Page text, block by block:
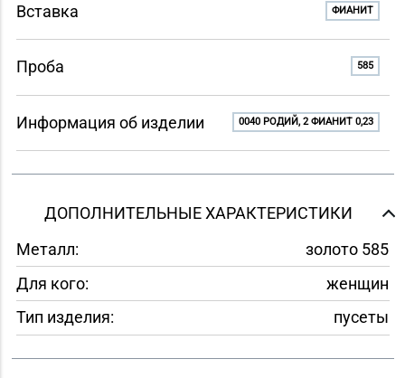
Вставка ФИАНИТ
Проба 585
Информация об изделии 0040 РОДИЙ, 2 ФИАНИТ 0,23
ДОПОЛНИТЕЛЬНЫЕ ХАРАКТЕРИСТИКИ
Металл:
золото 585
Для кого:
женщин
Тип изделия:
пусеты